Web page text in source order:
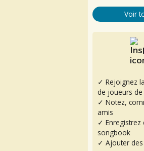
Voir
✓ Rejoignez
de joueurs
✓ Notez,
amis
✓ Enregistrez
songbook
✓ Ajouter des